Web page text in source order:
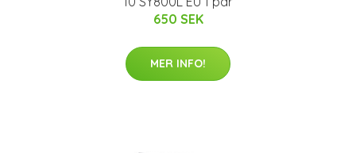
650 SEK
MER INFO!